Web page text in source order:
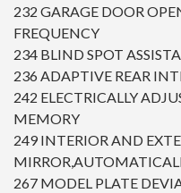
232 GARAGE DOOR
FREQUENCY
234 BLIND SPOT
236 ADAPTIVE REAR
242 ELECTRICALLY
MEMORY
249 INTERIOR AND
267 MODEL PLATE